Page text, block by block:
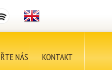
NÁS KONTAKT